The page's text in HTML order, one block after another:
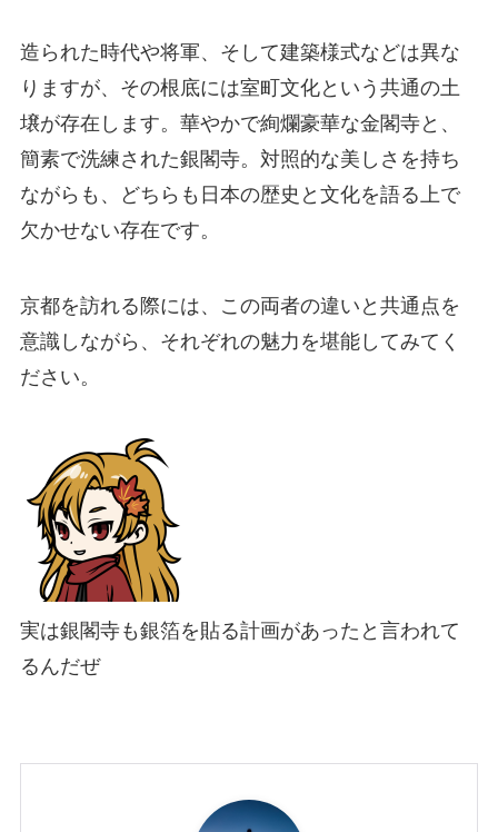
造られた時代や将軍、そして建築様式などは異な
りますが、その根底には室町文化という共通の土
壌が存在します。華やかで絢爛豪華な金閣寺と、
簡素で洗練された銀閣寺。対照的な美しさを持ち
ながらも、どちらも日本の歴史と文化を語る上で
欠かせない存在です。
京都を訪れる際には、この両者の違いと共通点を
意識しながら、それぞれの魅力を堪能してみてく
ださい。
実は銀閣寺も銀箔を貼る計画があったと言われて
るんだぜ